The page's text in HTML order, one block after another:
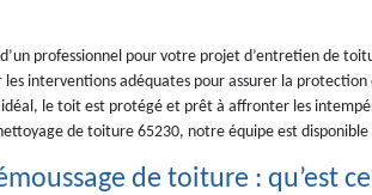
professionnel pour votre projet d’entretien de
interventions adéquates pour assurer la
le toit est protégé et prêt à affronter les
de toiture 65230, notre équipe est
de toiture : qu’est